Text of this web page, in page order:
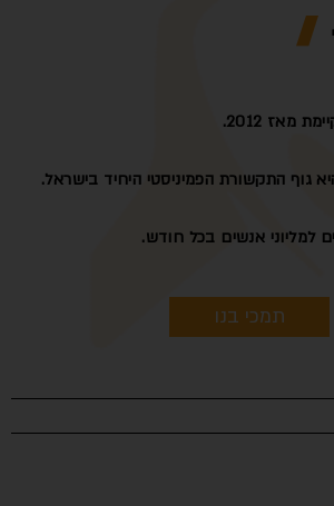
2012.
התקשורת הפמיניסטי היחיד בישראל.
אנשים בכל חודש.
תמכי בנו